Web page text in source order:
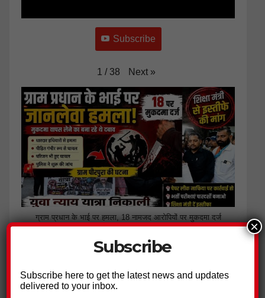
Subscribe
1 / 38 Next »
ग्राम प्रधान के भाई पर हमला, 18 नामजद आरोपियों पर मुकदमा दर्ज
Subscribe
Subscribe here to get the latest news and updates
delivered to your inbox.
×